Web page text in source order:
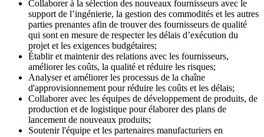
Collaborer à la sélection des nouveaux fournisseurs avec le
support de l’ingénierie, la gestion des commodités et les autres
parties prenantes afin de trouver des fournisseurs de qualité
qui sont en mesure de respecter les délais d’exécution du
projet et les exigences budgétaires;
Établir et maintenir des relations avec les fournisseurs,
améliorer les coûts, la qualité et réduire les risques;
Analyser et améliorer les processus de la chaîne
d'approvisionnement pour réduire les coûts et les délais;
Collaborer avec les équipes de développement de produits, de
production et de logistique pour élaborer des plans de
lancement de nouveaux produits;
Soutenir l'équipe et les partenaires manufacturiers en